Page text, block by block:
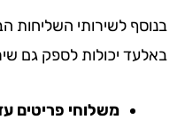
לשירותי השליחות
יכולות לספק גם שירותים
משלוחי פריטים